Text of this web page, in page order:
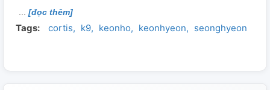
[đọc thêm]
Tags: cortis k9 keonho keonhyeon seonghyeon